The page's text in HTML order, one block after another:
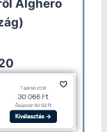
Alghero